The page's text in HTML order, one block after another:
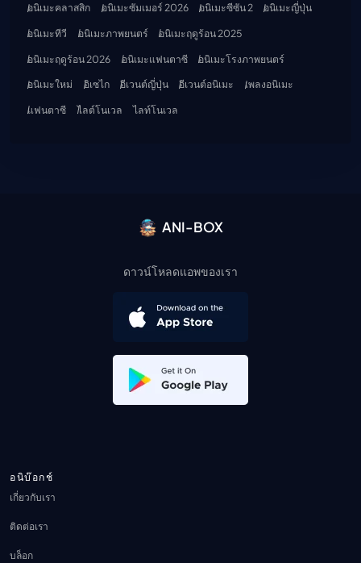
อนิเมะคลาสสิก
อนิเมะซัมเมอร์ 2026 อนิเมะซีซัน 2
อนิเมะญี่ปุ่น
อนิเมะทีวี
อนิเมะภาพยนตร์
อนิเมะฤดูร้อน 2025
อนิเมะฤดูร้อน 2026
อนิเมะแฟนตาซี
อนิเมะโรงภาพยนตร์
อนิเมะใหม่
อิเซไก อีเวนต์ญี่ปุ่น อีเวนต์อนิเมะ
เพลงอนิเมะ
แฟนตาซี
ไลต์โนเวล ไลท์โนเวล
ANI-BOX
ดาวน์โหลดแอพของเรา
อนิบ๊อกช์
เกี่ยวกับเรา
ติดต่อเรา
บล็อก